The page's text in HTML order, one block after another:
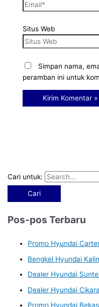
Cari untuk:
Pos-pos Terbaru
Promo Hyundai
Bengkel Hyundai
Dealer Hyundai
Dealer Hyundai
Promo Hyundai
Situs Web
Simpan nama,
peramban ini untuk